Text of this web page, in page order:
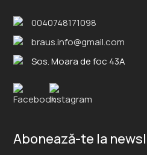
0040748171098
braus.info@gmail.com
Sos. Moara de foc 43A
Abonează-te la